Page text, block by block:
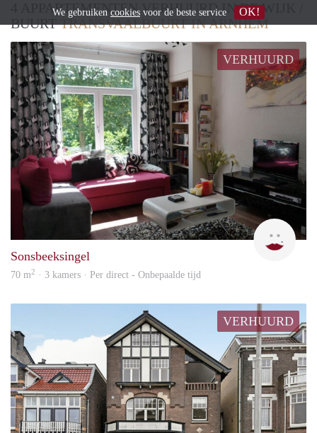
4 APPARTEMENTEN VERHUURD IN DE WIJK /
BUURTTRANSVAALBUURT IN ARNHEM
VERHUURD
Sonsbeeksingel
70 m2 · 3 kamers · Per direct - Onbepaalde tijd
VERHUURD
We gebruiken cookies voor de beste service OK!